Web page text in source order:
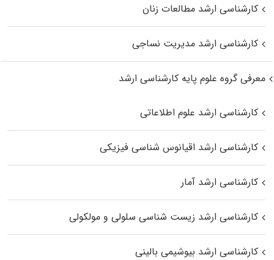
کارشناسی ارشد مطالعات زنان
کارشناسی ارشد مدیریت نساجی
معرفی گروه علوم پایه کارشناسی ارشد
کارشناسی ارشد علوم اطلاعاتی
کارشناسی ارشد اقیانوس‌ شناسی فیزیکی
کارشناسی ارشد آمار
کارشناسی ارشد زیست شناسی سلولی و مولکولی
کارشناسی ارشد بیوشیمی بالینی